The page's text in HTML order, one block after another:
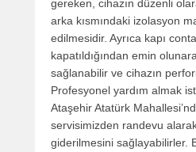
gereken, cihazın düzenli
arka kısmındaki izolasyon
edilmesidir. Ayrıca kapı
kapatıldığından emin
sağlanabilir ve cihazın
Profesyonel yardım almak
Ataşehir Atatürk
servisimizden randevu
giderilmesini sağlayabilirler.